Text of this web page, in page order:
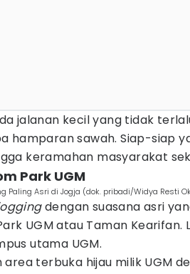
jalanan kecil yang tidak
hamparan sawah. Siap-siap
keramahan masyarakat
Park UGM
Paling Asri di Jogja (dok. pribadi/Widya Resti
dengan suasana asri
UGM atau Taman
utama UGM.
area terbuka hijau milik UGM